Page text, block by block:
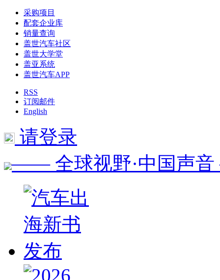
采购项目
配套企业库
销量查询
盖世汽车社区
盖世大学堂
盖亚系统
盖世汽车APP
RSS
订阅邮件
English
请登录
—— 全球视野·中国声